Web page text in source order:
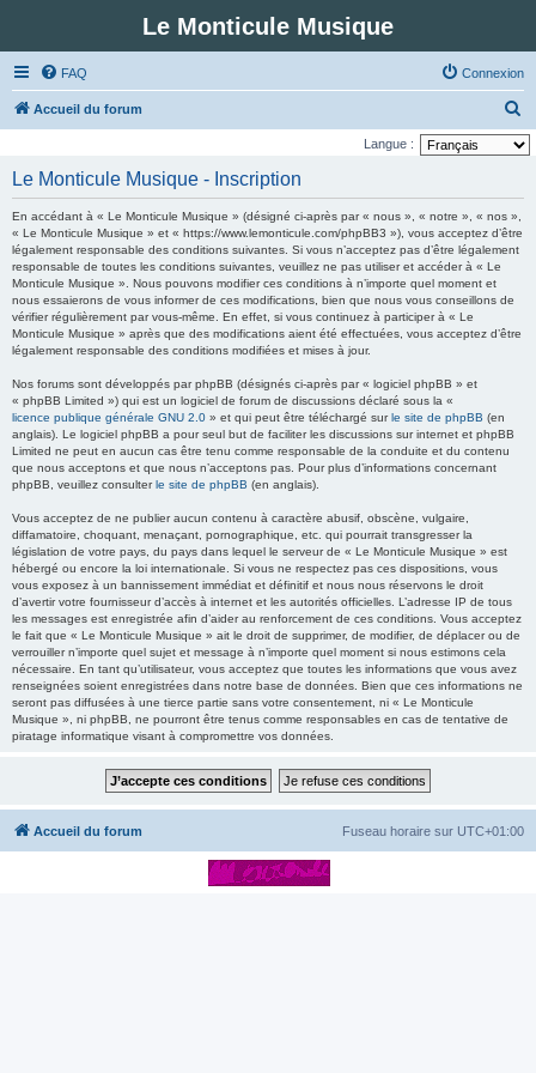
Le Monticule Musique
FAQ Connexion
Accueil du forum
e
Langue :
Le Monticule Musique - Inscription
En accédant à « Le Monticule Musique » (désigné ci-après par « nous », « notre », « nos »,
« Le Monticule Musique » et « https://www.lemonticule.com/phpBB3 »), vous acceptez d’être
légalement responsable des conditions suivantes. Si vous n’acceptez pas d’être légalement
responsable de toutes les conditions suivantes, veuillez ne pas utiliser et accéder à « Le
Monticule Musique ». Nous pouvons modifier ces conditions à n’importe quel moment et
nous essaierons de vous informer de ces modifications, bien que nous vous conseillons de
vérifier régulièrement par vous-même. En effet, si vous continuez à participer à « Le
Monticule Musique » après que des modifications aient été effectuées, vous acceptez d’être
légalement responsable des conditions modifiées et mises à jour.
Nos forums sont développés par phpBB (désignés ci-après par « logiciel phpBB » et
« phpBB Limited ») qui est un logiciel de forum de discussions déclaré sous la «
licence publique générale GNU 2.0 » et qui peut être téléchargé surle site de phpBB (en
anglais). Le logiciel phpBB a pour seul but de faciliter les discussions sur internet et phpBB
Limited ne peut en aucun cas être tenu comme responsable de la conduite et du contenu
que nous acceptons et que nous n’acceptons pas. Pour plus d’informations concernant
phpBB, veuillez consulterle site de phpBB (en anglais).
Vous acceptez de ne publier aucun contenu à caractère abusif, obscène, vulgaire,
diffamatoire, choquant, menaçant, pornographique, etc. qui pourrait transgresser la
législation de votre pays, du pays dans lequel le serveur de « Le Monticule Musique » est
hébergé ou encore la loi internationale. Si vous ne respectez pas ces dispositions, vous
vous exposez à un bannissement immédiat et définitif et nous nous réservons le droit
d’avertir votre fournisseur d’accès à internet et les autorités officielles. L’adresse IP de tous
les messages est enregistrée afin d’aider au renforcement de ces conditions. Vous acceptez
le fait que « Le Monticule Musique » ait le droit de supprimer, de modifier, de déplacer ou de
verrouiller n’importe quel sujet et message à n’importe quel moment si nous estimons cela
nécessaire. En tant qu’utilisateur, vous acceptez que toutes les informations que vous avez
renseignées soient enregistrées dans notre base de données. Bien que ces informations ne
seront pas diffusées à une tierce partie sans votre consentement, ni « Le Monticule
Musique », ni phpBB, ne pourront être tenus comme responsables en cas de tentative de
piratage informatique visant à compromettre vos données.
Accueil du forum Fuseau horaire sur UTC+01:00